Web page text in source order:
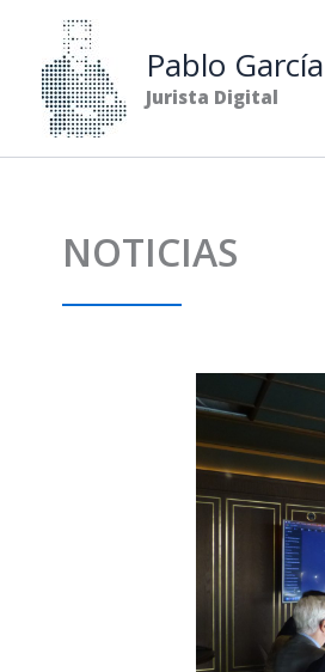
contenido
Pablo
Jurista Digital
NOTICIAS